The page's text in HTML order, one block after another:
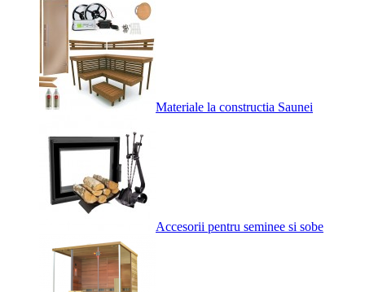
Materiale la constructia Saunei
Accesorii pentru seminee si sobe